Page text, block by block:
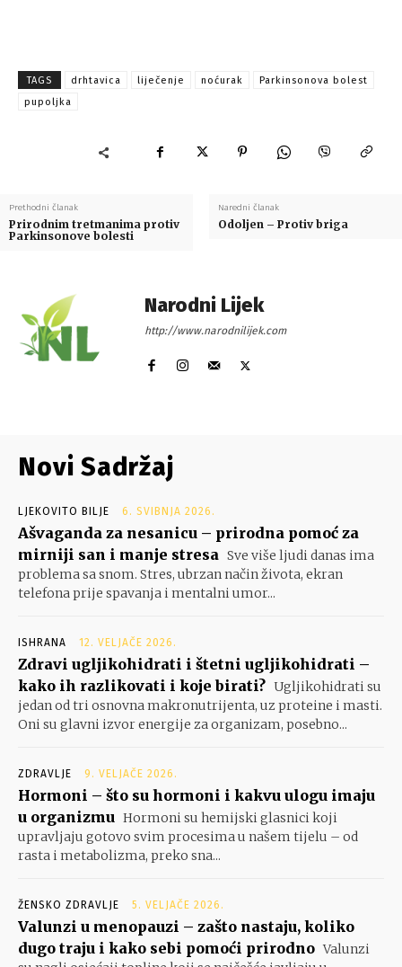
TAGS drhtavica liječenje noćurak
Parkinsonova bolest
pupoljka
Prethodni članak
Prirodnim tretmanima protiv
Parkinsonove bolesti
Naredni članak
Odoljen – Protiv briga
Narodni Lijek
http://www.narodnilijek.com
Novi Sadržaj
LJEKOVITO BILJE 6. SVIBNJA 2026.
Ašvaganda za nesanicu – prirodna pomoć za
mirniji san i manje stresa Sve više ljudi danas ima
problema sa snom. Stres, ubrzan način života, ekran
telefona prije spavanja i mentalni umor...
ISHRANA 12. VELJAČE 2026.
Zdravi ugljikohidrati i štetni ugljikohidrati –
kako ih razlikovati i koje birati? Ugljikohidrati su
jedan od tri osnovna makronutrijenta, uz proteine i masti.
Oni su glavni izvor energije za organizam, posebno...
ZDRAVLJE 9. VELJAČE 2026.
Hormoni – što su hormoni i kakvu ulogu imaju
u organizmu Hormoni su hemijski glasnici koji
upravljaju gotovo svim procesima u našem tijelu – od
rasta i metabolizma, preko sna...
ŽENSKO ZDRAVLJE 5. VELJAČE 2026.
Valunzi u menopauzi – zašto nastaju, koliko
dugo traju i kako sebi pomoći prirodno Valunzi